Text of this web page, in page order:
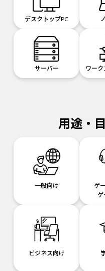
デスクトップPC
サーバー ワー
用途・
一般向け
ゲ
ゲ
ビジネス向け